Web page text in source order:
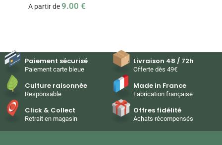
A partir de9.00 €
Paiement sécurisé
Paiement carte bleue
Livraison 48 / 72h
Offerte dès 49€
Culture raisonnée
Responsable
Made in France
Fabrication française
Click & Collect
Retrait en magasin
Offres fidélité
Achats récompensés